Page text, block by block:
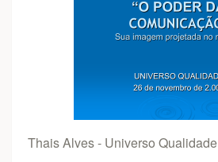
Thais Alves - Universo Qualidade